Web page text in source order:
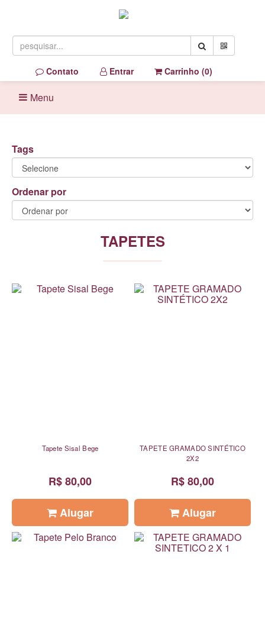
Contato Entrar Carrinho (0)
Menu
Tags
Ordenar por
TAPETES
Tapete Sisal Bege
R$ 80,00
Alugar
TAPETE GRAMADO SINTÉTICO
2X2
R$ 80,00
Alugar